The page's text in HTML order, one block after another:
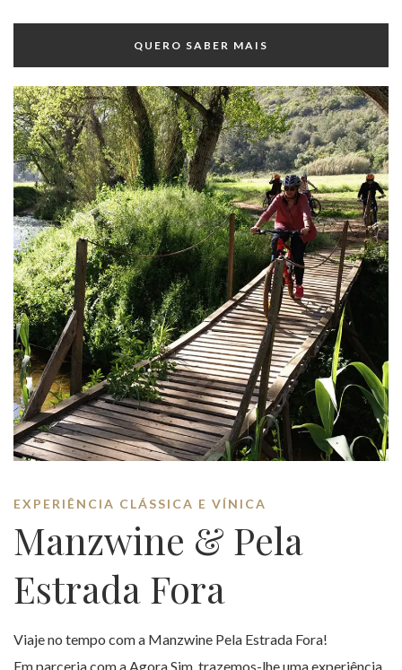
QUERO SABER MAIS
EXPERIÊNCIA CLÁSSICA E VÍNICA
Manzwine & Pela
Estrada Fora
Viaje no tempo com a Manzwine Pela Estrada Fora!
Em parceria com a Agora Sim, trazemos-lhe uma experiência